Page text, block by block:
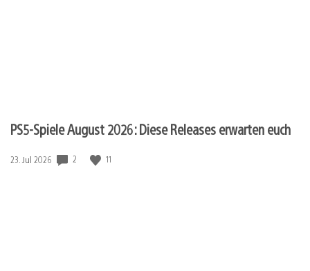
PS5-Spiele August 2026: Diese Releases erwarten euch
Veröffentlichungsdatum:
23. Jul 2026 2 11